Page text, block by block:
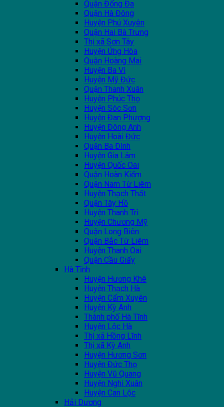
Quận Đống Đa
Quận Hà Đông
Huyện Phú Xuyên
Quận Hai Bà Trưng
Thị xã Sơn Tây
Huyện Ứng Hòa
Quận Hoàng Mai
Huyện Ba Vì
Huyện Mỹ Đức
Quận Thanh Xuân
Huyện Phúc Thọ
Huyện Sóc Sơn
Huyện Đan Phượng
Huyện Đông Anh
Huyện Hoài Đức
Quận Ba Đình
Huyện Gia Lâm
Huyện Quốc Oai
Quận Hoàn Kiếm
Quận Nam Từ Liêm
Huyện Thạch Thất
Quận Tây Hồ
Huyện Thanh Trì
Huyện Chương Mỹ
Quận Long Biên
Quận Bắc Từ Liêm
Huyện Thanh Oai
Quận Cầu Giấy
Hà Tĩnh
Huyện Hương Khê
Huyện Thạch Hà
Huyện Cẩm Xuyên
Huyện Kỳ Anh
Thành phố Hà Tĩnh
Huyện Lộc Hà
Thị xã Hồng Lĩnh
Thị xã Kỳ Anh
Huyện Hương Sơn
Huyện Đức Thọ
Huyện Vũ Quang
Huyện Nghi Xuân
Huyện Can Lộc
Hải Dương